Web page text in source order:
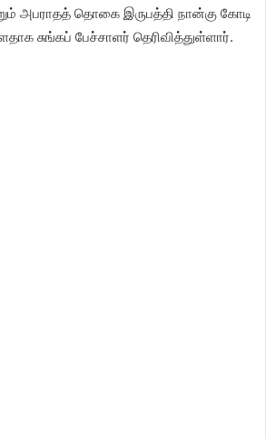
அபராதத் தொகை இருபத்தி நான்கு கோடி
சுங்கப் பேச்சாளர் தெரிவித்துள்ளார்.